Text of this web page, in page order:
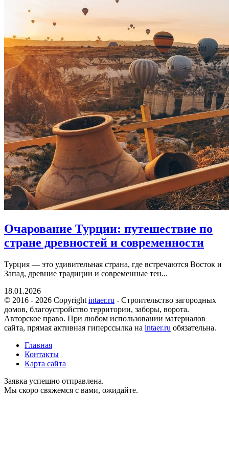
Очарование Турции: путешествие по
стране древностей и современности
Турция — это удивительная страна, где встречаются Восток и
Запад, древние традиции и современные тен...
18.01.2026
© 2016 - 2026 Copyright intaer.ru - Cтроительство загородных
домов, благоустройство территории, заборы, ворота.
Авторское право. При любом использовании материалов
сайта, прямая активная гиперссылка на intaer.ru обязательна.
Главная
Контакты
Карта сайта
Заявка успешно отправлена.
Мы скоро свяжемся с вами, ожидайте.